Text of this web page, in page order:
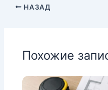
НАЗАД
Похожие